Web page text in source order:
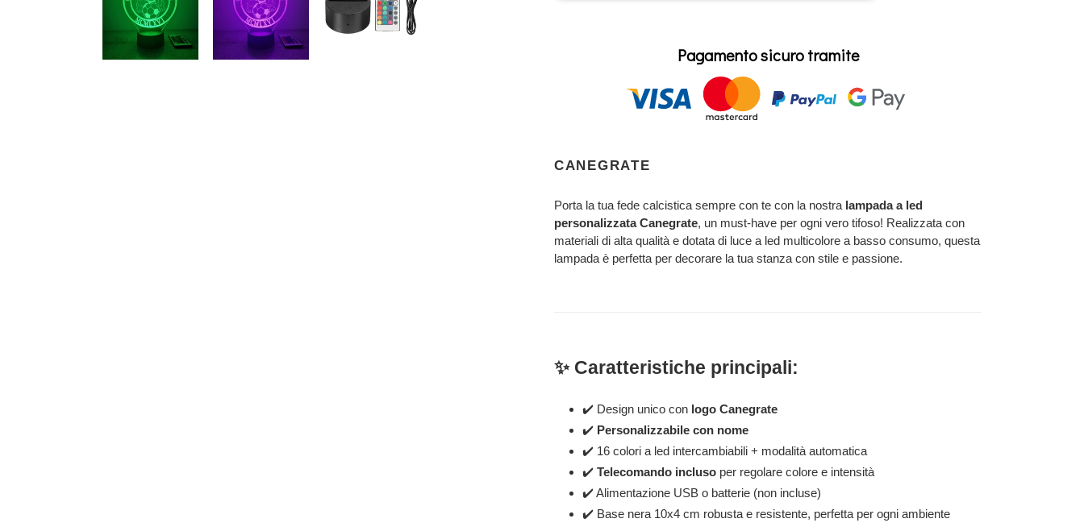
Pagamento sicuro tramite
del
carrello
CANEGRATE
Porta la tua fede calcistica sempre con te con la nostra lampada a led
personalizzata Canegrate, un must-have per ogni vero tifoso! Realizzata con
materiali di alta qualità e dotata di luce a led multicolore a basso consumo, questa
lampada è perfetta per decorare la tua stanza con stile e passione.
✨ Caratteristiche principali:
✔️ Design unico con logo Canegrate
✔️ Personalizzabile con nome
✔️ 16 colori a led intercambiabili + modalità automatica
✔️ Telecomando incluso per regolare colore e intensità
✔️ Alimentazione USB o batterie (non incluse)
✔️ Base nera 10x4 cm robusta e resistente, perfetta per ogni ambiente